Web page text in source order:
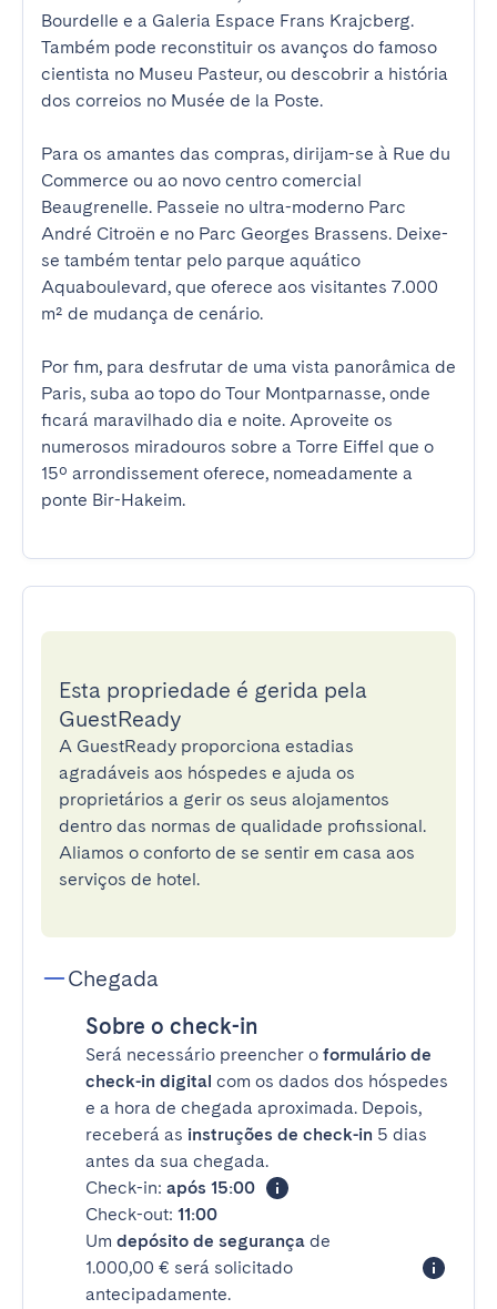
Bourdelle e a Galeria Espace Frans Krajcberg.
Também pode reconstituir os avanços do famoso
cientista no Museu Pasteur, ou descobrir a história
dos correios no Musée de la Poste.
Para os amantes das compras, dirijam-se à Rue du
Commerce ou ao novo centro comercial
Beaugrenelle. Passeie no ultra-moderno Parc
André Citroën e no Parc Georges Brassens. Deixe-
se também tentar pelo parque aquático
Aquaboulevard, que oferece aos visitantes 7.000
m² de mudança de cenário.
Por fim, para desfrutar de uma vista panorâmica de
Paris, suba ao topo do Tour Montparnasse, onde
ficará maravilhado dia e noite. Aproveite os
numerosos miradouros sobre a Torre Eiffel que o
15º arrondissement oferece, nomeadamente a
ponte Bir-Hakeim.
Esta propriedade é gerida pela
GuestReady
A GuestReady proporciona estadias
agradáveis aos hóspedes e ajuda os
proprietários a gerir os seus alojamentos
dentro das normas de qualidade profissional.
Aliamos o conforto de se sentir em casa aos
serviços de hotel.
Chegada
Sobre o check-in
Será necessário preencher o formulário de
check-in digital com os dados dos hóspedes
e a hora de chegada aproximada. Depois,
receberá as instruções de check-in 5 dias
antes da sua chegada.
Check-in: após 15:00
Check-out: 11:00
Um depósito de segurança de
1.000,00 € será solicitado
antecipadamente.